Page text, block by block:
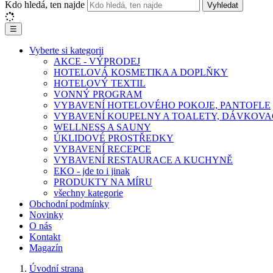
Kdo hledá, ten najde Vyhledat
☰
Vyberte si kategorii
AKCE - VÝPRODEJ
HOTELOVÁ KOSMETIKA A DOPLŇKY
HOTELOVÝ TEXTIL
VONNÝ PROGRAM
VYBAVENÍ HOTELOVÉHO POKOJE, PANTOFLE
VYBAVENÍ KOUPELNY A TOALETY,
WELLNESS A SAUNY
ÚKLIDOVÉ PROSTŘEDKY
VYBAVENÍ RECEPCE
VYBAVENÍ RESTAURACE A KUCHYNĚ
EKO - jde to i jinak
PRODUKTY NA MÍRU
všechny kategorie
Obchodní podmínky
Novinky
O nás
Kontakt
Magazín
Úvodní strana